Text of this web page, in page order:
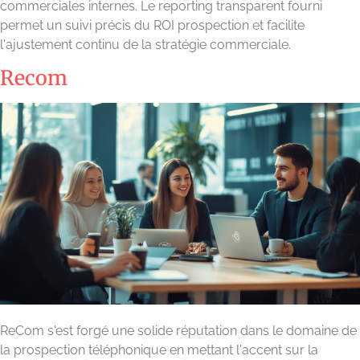
commerciales internes. Le reporting transparent fourni
permet un suivi précis du ROI prospection et facilite
l'ajustement continu de la stratégie commerciale.
Recom
ReCom s'est forgé une solide réputation dans le domaine de
la prospection téléphonique en mettant l'accent sur la